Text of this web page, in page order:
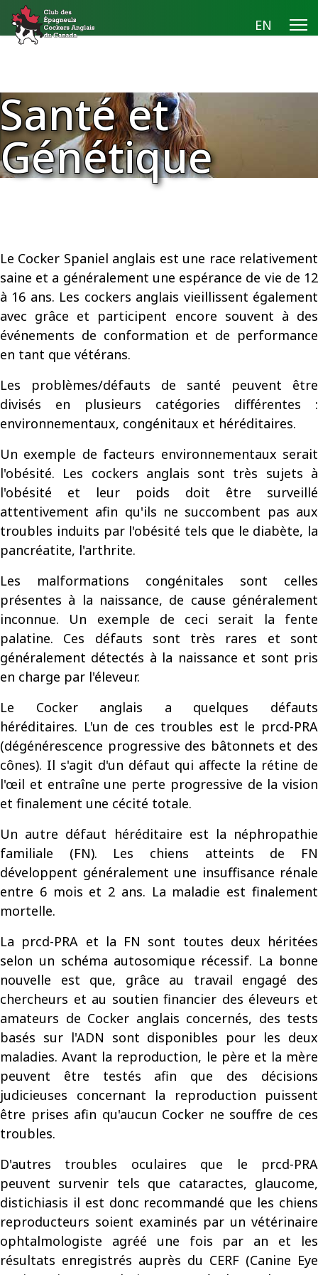
EN
Santé et
Génétique
Le Cocker Spaniel anglais est une race relativement
saine et a généralement une espérance de vie de 12
à 16 ans. Les cockers anglais vieillissent également
avec grâce et participent encore souvent à des
événements de conformation et de performance
en tant que vétérans.
Les problèmes/défauts de santé peuvent être
divisés en plusieurs catégories différentes :
environnementaux, congénitaux et héréditaires.
Un exemple de facteurs environnementaux serait
l'obésité. Les cockers anglais sont très sujets à
l'obésité et leur poids doit être surveillé
attentivement afin qu'ils ne succombent pas aux
troubles induits par l'obésité tels que le diabète, la
pancréatite, l'arthrite.
Les malformations congénitales sont celles
présentes à la naissance, de cause généralement
inconnue. Un exemple de ceci serait la fente
palatine. Ces défauts sont très rares et sont
généralement détectés à la naissance et sont pris
en charge par l'éleveur.
Le Cocker anglais a quelques défauts
héréditaires. L'un de ces troubles est le prcd-PRA
(dégénérescence progressive des bâtonnets et des
cônes). Il s'agit d'un défaut qui affecte la rétine de
l'œil et entraîne une perte progressive de la vision
et finalement une cécité totale.
Un autre défaut héréditaire est la néphropathie
familiale (FN). Les chiens atteints de FN
développent généralement une insuffisance rénale
entre 6 mois et 2 ans. La maladie est finalement
mortelle.
La prcd-PRA et la FN sont toutes deux héritées
selon un schéma autosomique récessif. La bonne
nouvelle est que, grâce au travail engagé des
chercheurs et au soutien financier des éleveurs et
amateurs de Cocker anglais concernés, des tests
basés sur l'ADN sont disponibles pour les deux
maladies. Avant la reproduction, le père et la mère
peuvent être testés afin que des décisions
judicieuses concernant la reproduction puissent
être prises afin qu'aucun Cocker ne souffre de ces
troubles.
D'autres troubles oculaires que le prcd-PRA
peuvent survenir tels que cataractes, glaucome,
distichiasis il est donc recommandé que les chiens
reproducteurs soient examinés par un vétérinaire
ophtalmologiste agréé une fois par an et les
résultats enregistrés auprès du CERF (Canine Eye